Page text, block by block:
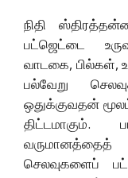
நிதி
பட்ஜெட்டை
வாடகை, பில்கள்,
பல்வேறு
ஒதுக்குவதன்
செலவுகளைப்